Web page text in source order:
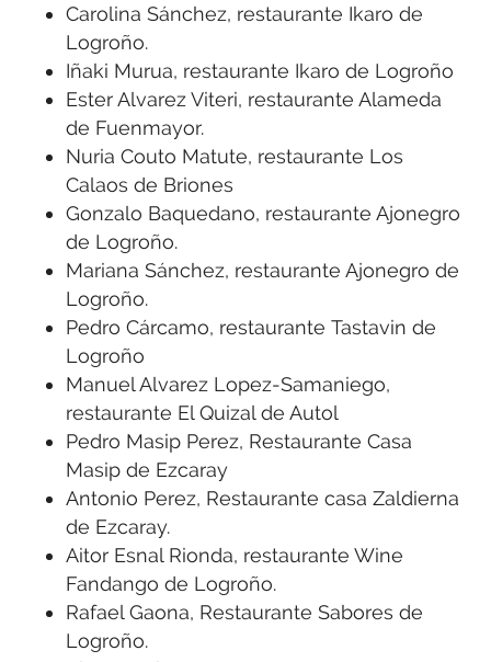
Carolina Sánchez, restaurante Ikaro de
Logroño.
Iñaki Murua, restaurante Ikaro de Logroño
Ester Alvarez Viteri, restaurante Alameda
de Fuenmayor.
Nuria Couto Matute, restaurante Los
Calaos de Briones
Gonzalo Baquedano, restaurante Ajonegro
de Logroño.
Mariana Sánchez, restaurante Ajonegro de
Logroño.
Pedro Cárcamo, restaurante Tastavin de
Logroño
Manuel Alvarez Lopez-Samaniego,
restaurante El Quizal de Autol
Pedro Masip Perez, Restaurante Casa
Masip de Ezcaray
Antonio Perez, Restaurante casa Zaldierna
de Ezcaray.
Aitor Esnal Rionda, restaurante Wine
Fandango de Logroño.
Rafael Gaona, Restaurante Sabores de
Logroño.